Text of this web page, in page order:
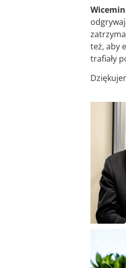
też, aby
trafiały